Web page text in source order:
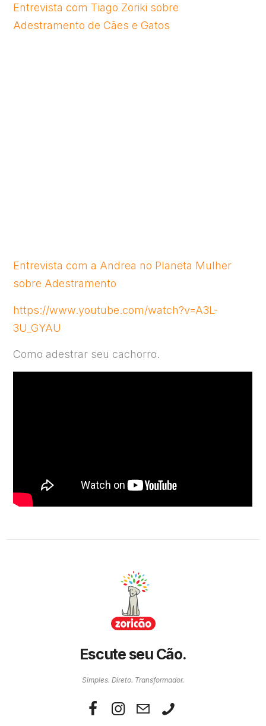
Entrevista com Tiago Zoriki sobre
Adestramento de Cães e Gatos
Entrevista com a Andrea no Planeta Mulher
sobre Adestramento
https://www.youtube.com/watch?v=A3L-
3U_GYAU
Como adestrar seu cachorro.
Escute seu Cão.
Simples. Direto. Transformador.